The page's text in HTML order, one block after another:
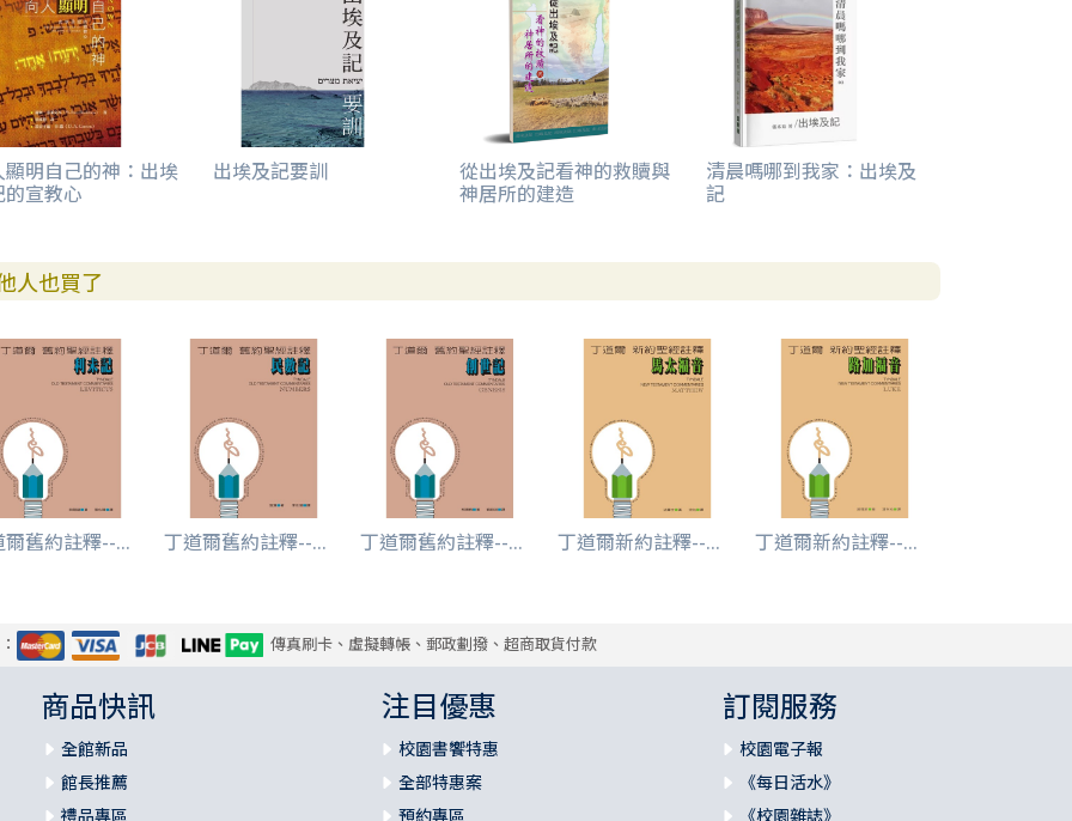
顯明自己的神：出埃
宣教心
出埃及記要訓 從出埃及記看神的救贖與
神居所的建造
清晨嗎哪到我家：出埃及
記
人也買了
爾舊約註釋--... 丁道爾舊約註釋--... 丁道爾舊約註釋--... 丁道爾新約註釋--... 丁道爾新約註釋--...
傳真刷卡、虛擬轉帳、郵政劃撥、超商取貨付款
商品快訊
全館新品
館長推薦
禮品專區
注目優惠
校園書饗特惠
全部特惠案
預約專區
訂閱服務
校園電子報
《每日活水》
《校園雜誌》